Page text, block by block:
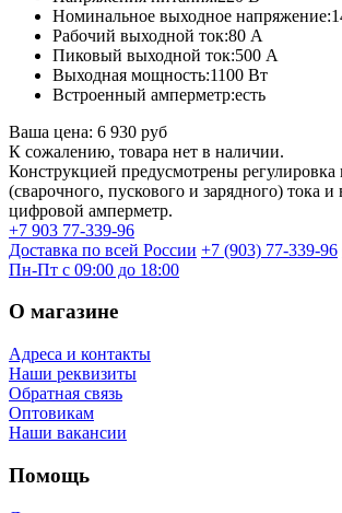
Номинальное выходное напряжение:
Рабочий выходной ток:80 А
Пиковый выходной ток:500 А
Выходная мощность:1100 Вт
Встроенный амперметр:есть
Ваша цена: 6 930 руб
К сожалению, товара нет в наличии.
Конструкцией предусмотрены регулировка
(сварочного, пускового и зарядного) тока
цифровой амперметр.
+7 903 77-339-96
Доставка по всей России +7 (903) 77-339-96
Пн-Пт с 09:00 до 18:00
О магазине
Адреса и контакты
Наши реквизиты
Обратная связь
Оптовикам
Наши вакансии
Помощь